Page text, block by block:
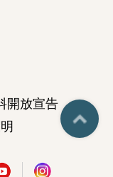
開放宣告